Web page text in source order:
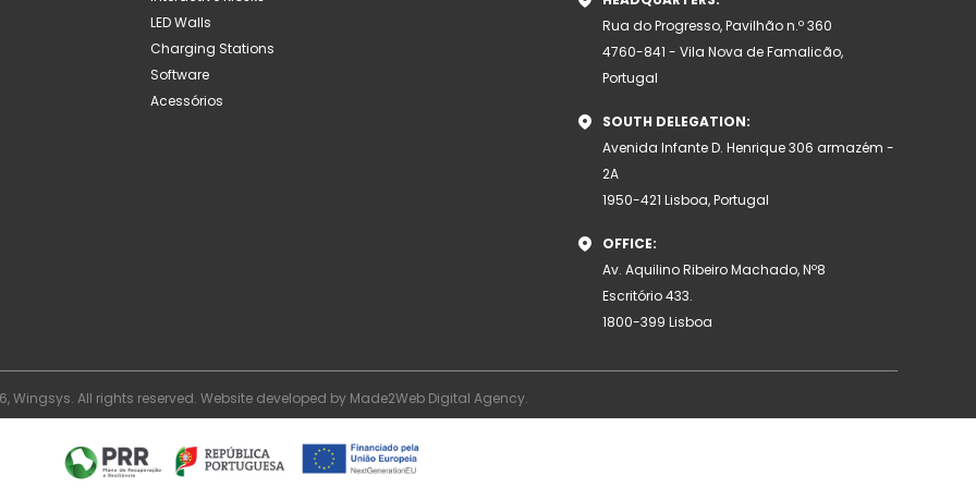
LED Walls
Charging Stations
Software
Acessórios
Rua do Progresso, Pavilhão n.º 360
4760-841 - Vila Nova de Famalicão,
Portugal
SOUTH DELEGATION:
Avenida Infante D. Henrique 306 armazém -
2A
1950-421 Lisboa, Portugal
OFFICE:
Av. Aquilino Ribeiro Machado, Nº8
Escritório 433.
1800-399 Lisboa
Wingsys. All rights reserved. Website developed by Made2Web Digital Agency.